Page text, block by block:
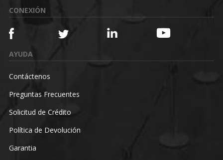
CONEXIÓN
AYUDA
Contáctenos
Preguntas Frecuentes
Solicitud de Crédito
Política de Devolución
Garantia